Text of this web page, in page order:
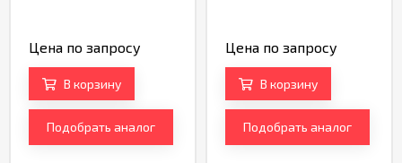
Цена по запросу
В корзину
Подобрать аналог
Цена по запросу
В корзину
Подобрать аналог